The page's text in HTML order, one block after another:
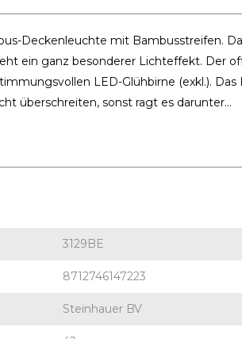
Deckenleuchte mit Bambusstreifen.
ein ganz besonderer Lichteffekt. Der
LED-Glühbirne (exkl.).
überschreiten, sonst ragt es darunter...
3129BE
8712746147223
Steinhauer BV